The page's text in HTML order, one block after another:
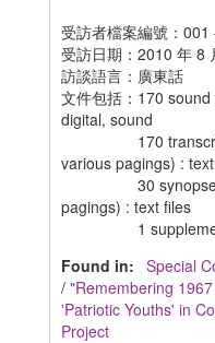
受訪者檔案編號：001
受訪日期：2010 年 8
訪談語言：廣東話
文件包括：170
digital, sound
170 transcripts
various pagings) :
30 synopses
pagings) : text files
1 supplement
Found in: Special
/ "Remembering
'Patriotic Youths' in
Project